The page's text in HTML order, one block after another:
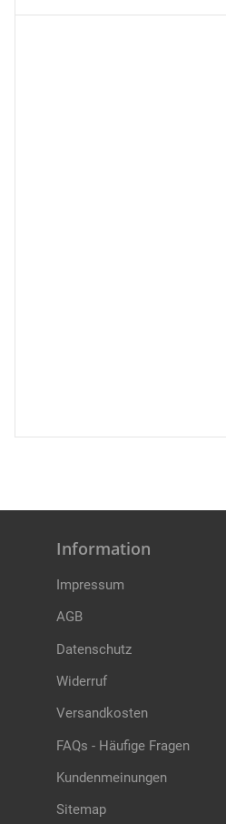
Information
Impressum
AGB
Datenschutz
Widerruf
Versandkosten
FAQs - Häufige Fragen
Kundenmeinungen
Sitemap